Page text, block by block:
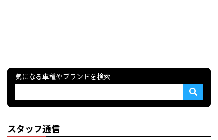
気になる車種やブランドを検索
スタッフ通信